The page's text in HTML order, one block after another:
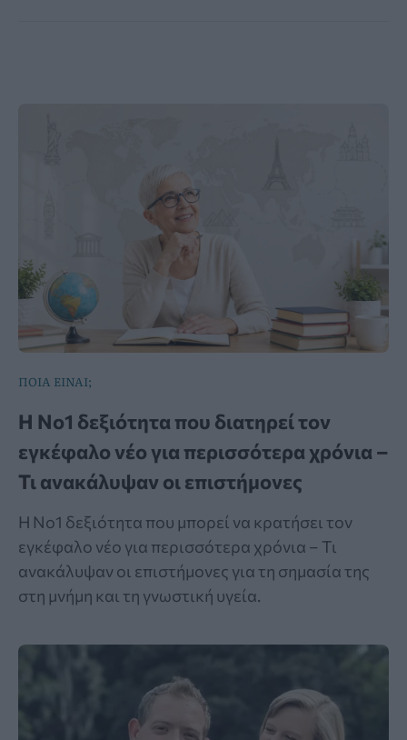
ΠΟΙΑ ΕΙΝΑΙ;
Η Νο1 δεξιότητα που διατηρεί τον
εγκέφαλο νέο για περισσότερα χρόνια –
Τι ανακάλυψαν οι επιστήμονες
Η Νο1 δεξιότητα που μπορεί να κρατήσει τον
εγκέφαλο νέο για περισσότερα χρόνια – Τι
ανακάλυψαν οι επιστήμονες για τη σημασία της
στη μνήμη και τη γνωστική υγεία.